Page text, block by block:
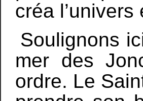
créa
Soulignons
mer des
ordre. Le